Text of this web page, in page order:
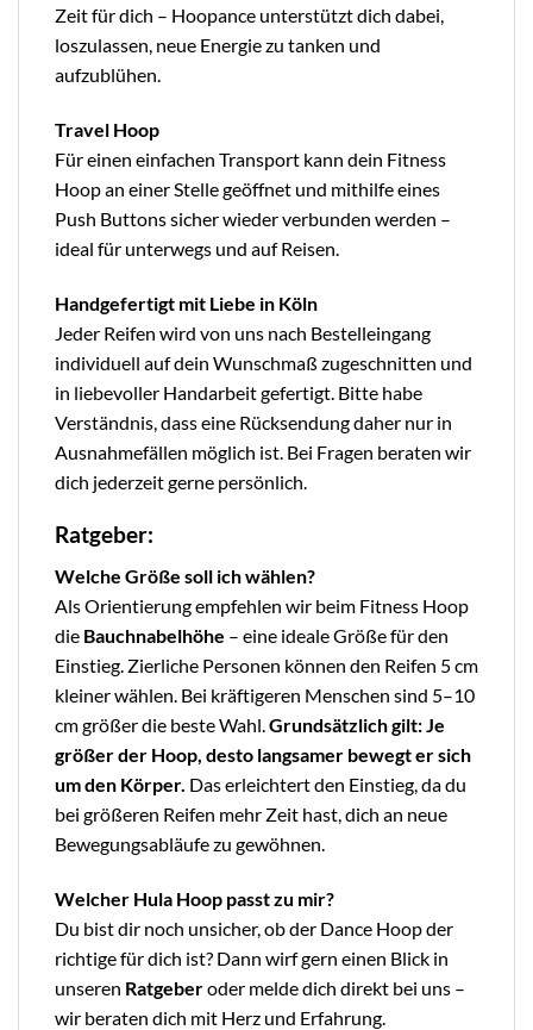
Zeit für dich – Hoopance unterstützt dich dabei,
loszulassen, neue Energie zu tanken und
aufzublühen.
Travel Hoop
Für einen einfachen Transport kann dein Fitness
Hoop an einer Stelle geöffnet und mithilfe eines
Push Buttons sicher wieder verbunden werden –
ideal für unterwegs und auf Reisen.
Handgefertigt mit Liebe in Köln
Jeder Reifen wird von uns nach Bestelleingang
individuell auf dein Wunschmaß zugeschnitten und
in liebevoller Handarbeit gefertigt. Bitte habe
Verständnis, dass eine Rücksendung daher nur in
Ausnahmefällen möglich ist. Bei Fragen beraten wir
dich jederzeit gerne persönlich.
Ratgeber:
Welche Größe soll ich wählen?
Als Orientierung empfehlen wir beim Fitness Hoop
die Bauchnabelhöhe – eine ideale Größe für den
Einstieg. Zierliche Personen können den Reifen 5 cm
kleiner wählen. Bei kräftigeren Menschen sind 5–10
cm größer die beste Wahl.Grundsätzlich gilt: Je
größer der Hoop, desto langsamer bewegt er sich
um den Körper. Das erleichtert den Einstieg, da du
bei größeren Reifen mehr Zeit hast, dich an neue
Bewegungsabläufe zu gewöhnen.
Welcher Hula Hoop passt zu mir?
Du bist dir noch unsicher, ob der Dance Hoop der
richtige für dich ist? Dann wirf gern einen Blick in
unseren Ratgeberoder melde dich direkt bei uns –
wir beraten dich mit Herz und Erfahrung.